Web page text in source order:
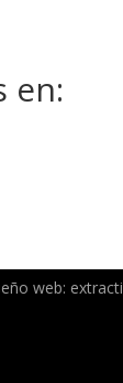
en:
web: